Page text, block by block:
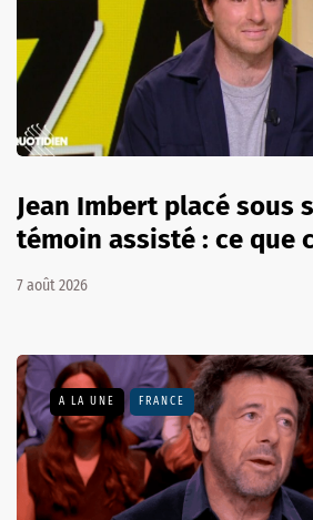
Jean Imbert placé sous
témoin assisté : ce que
7 août 2026
A LA UNE FRANCE